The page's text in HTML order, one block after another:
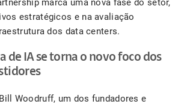
marca uma nova fase do setor,
estratégicos e na avaliação
dos data centers.
de IA se torna o novo foco dos
Woodruff, um dos fundadores e